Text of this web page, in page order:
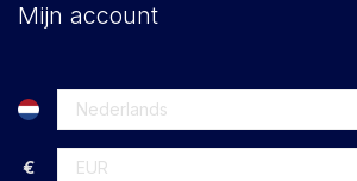
Mijn account
€